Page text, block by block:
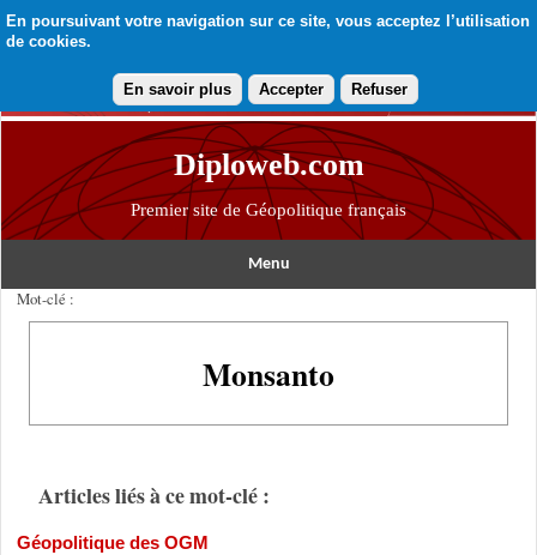
En poursuivant votre navigation sur ce site, vous acceptez l’utilisation
de cookies.
En savoir plus Accepter Refuser
Diploweb.com
Premier site de Géopolitique français
Menu
Mot-clé :
Monsanto
Articles liés à ce mot-clé :
Géopolitique des OGM